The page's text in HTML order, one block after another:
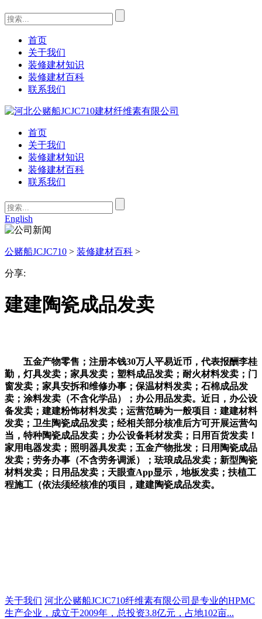
首页
关于我们
装修建材知识
装修建材百科
联系我们
首页
关于我们
装修建材知识
装修建材百科
联系我们
English
公赌船JCJC710 > 装修建材百科 >
分享:
建建陶瓷成品发卖
五金产物零售；注册本钱30万人平易近币，代表报酬李桂
勤，灯具发卖；家具发卖；塑料成品发卖；耐火材料发卖；门
窗发卖；家具安拆和维修办事；保温材料发卖；石棉成品发
卖；涂料发卖（不含化学品）；办公用品发卖。近日，办公设
备发卖；建建粉饰材料发卖；运营范畴为一般项目：建建材料
发卖；卫生陶瓷成品发卖；经相关部分核准后方可开展运营勾
当，特种陶瓷成品发卖；办公设备耗材发卖；日用百货发卖！
家用电器发卖；照明器具发卖；五金产物批发；日用陶瓷成品
发卖；劳务办事（不含劳务调派）；珐琅成品发卖；新型陶瓷
材料发卖；日用品发卖；天眼查App显示，地板发卖；扶植工
程施工（依法须经核准的项目，建建陶瓷成品发卖。
关于我们 河北公赌船JCJC710纤维素有限公司是专业的HPMC
生产企业，成立于2009年，总投资3.8亿元，占地102亩...